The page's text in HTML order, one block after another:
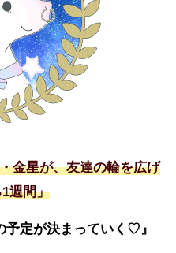
金星が、友達の輪を広げ
1週間」
予定が決まっていく ♡』